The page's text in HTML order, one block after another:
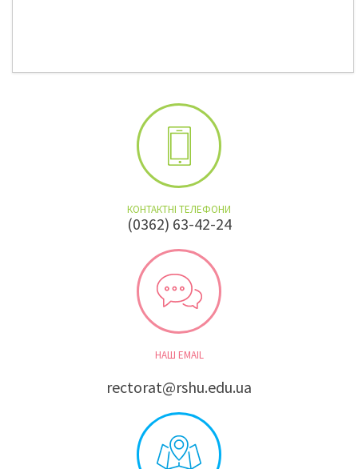
КОНТАКТНІ ТЕЛЕФОНИ
(0362) 63-42-24
НАШ EMAIL
rectorat@rshu.edu.ua